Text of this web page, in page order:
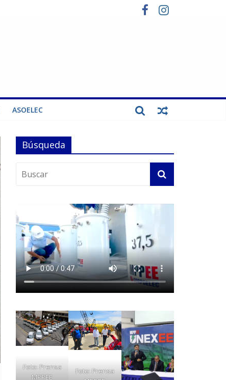
ASOELEC
Búsqueda
Foto: Prensa
MPPEE
Foto: Prensa